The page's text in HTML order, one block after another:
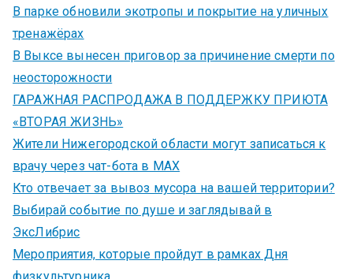
В парке обновили экотропы и покрытие на уличных
тренажёрах
В Выксе вынесен приговор за причинение смерти по
неосторожности
ГАРАЖНАЯ РАСПРОДАЖА В ПОДДЕРЖКУ ПРИЮТА
«ВТОРАЯ ЖИЗНЬ»
Жители Нижегородской области могут записаться к
врачу через чат-бота в MAX
Кто отвечает за вывоз мусора на вашей территории?
Выбирай событие по душе и заглядывай в
ЭксЛибрис
Мероприятия, которые пройдут в рамках Дня
физкультурника